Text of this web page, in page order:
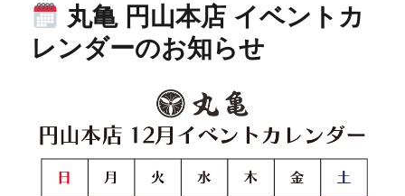
丸亀 円山本店 イベントカ
レンダーのお知らせ